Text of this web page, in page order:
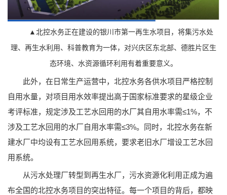
▲北控水务正在建设的银川市第一再生水项目，将集污水处
理、再生水利用、科普教育为一体，对兴庆区东北部、德胜片区生
态环境、水资源循环利用有着重要意义。
此外，在日常生产运营中，北控水务各供水项目严格控制
自用水量，对项目用水效率提出高于国家标准要求的星级企业
考评标准，规定涉及工艺水回用的水厂其自用水率需≤1%，不
涉及工艺水回用的水厂自用水率需≤3%。同时，北控水务在新
建水厂中均设有工艺水回用系统，要求老旧水厂增设工艺水回
用系统。
从污水处理厂转型到再生水厂，污水资源化利用正成为遍
布全国的北控水务项目的突出特征。每一个项目的背后，都映